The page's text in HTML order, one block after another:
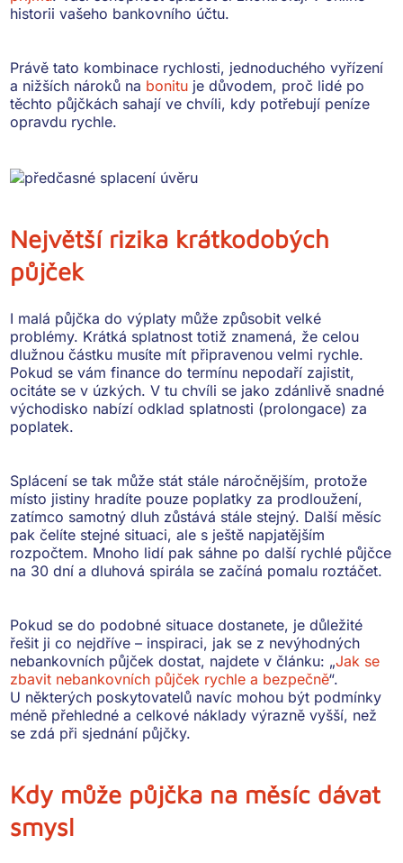
historii vašeho bankovního účtu.
Právě tato kombinace rychlosti, jednoduchého vyřízení
a nižších nároků na bonitu je důvodem, proč lidé po
těchto půjčkách sahají ve chvíli, kdy potřebují peníze
opravdu rychle.
Největší rizika krátkodobých
půjček
I malá půjčka do výplaty může způsobit velké
problémy. Krátká splatnost totiž znamená, žecelou
dlužnou částku musíte mít připravenou velmi rychle.
Pokud se vám finance do termínu nepodaří zajistit,
ocitáte se v úzkých. V tu chvíli se jako zdánlivě snadné
východisko nabízí odklad splatnosti (prolongace) za
poplatek.
Splácení se tak může stát stále náročnějším, protože
místo jistiny hradíte pouze poplatky za prodloužení,
zatímco samotný dluh zůstává stále stejný. Další měsíc
pak čelíte stejné situaci, ale s ještě napjatějším
rozpočtem. Mnoho lidí pak sáhne po další rychlé půjčce
na 30 dní a dluhová spirála se začíná pomalu roztáčet.
Pokud se do podobné situace dostanete, je důležité
řešit ji co nejdříve – inspiraci, jak se z nevýhodných
nebankovních půjček dostat, najdete v článku: „Jak se
zbavit nebankovních půjček rychle a bezpečně“.
U některých poskytovatelů navíc mohou být podmínky
méně přehledné acelkové náklady výrazně vyšší, než
se zdá při sjednání půjčky.
Kdy může půjčka na měsíc dávat
smysl